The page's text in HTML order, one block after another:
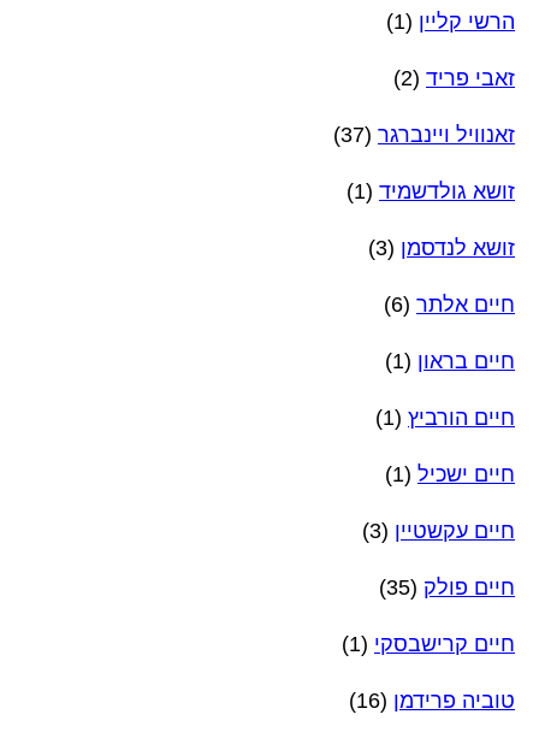
הרשי קליין (1)
זאבי פריד (2)
זאנוויל ויינברגר (37)
זושא גולדשמיד (1)
זושא לנדסמן (3)
חיים אלתר (6)
חיים בראון (1)
חיים הורביץ (1)
חיים ישכיל (1)
חיים עקשטיין (3)
חיים פולק (35)
חיים קרישבסקי (1)
טוביה פרידמן (16)